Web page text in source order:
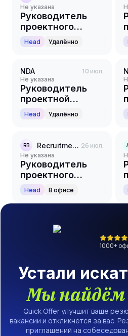
Не указана
Руководитель
проектного
офиса/РПО
Head Удалённо
NDA 10 июл.
Не указана
Руководитель
проектной
группы
(международное
Head Удалённо
RB Recruitment Boutique S.M.Art 26 июл.
Не указана
Руководитель
проектного
офиса
(корпоративный
транзакционный
Head В офисе
1000+
Устали
Мы найдём
Quick Offer улучшит ваше
вакансии и откликнется за вас.
приглашений на